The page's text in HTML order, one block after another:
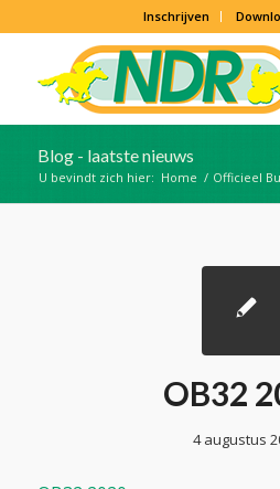
Inschrijven
Blog - laatste nieuws
U bevindt zich hier: Home / Officieel
OB32
4 augustus